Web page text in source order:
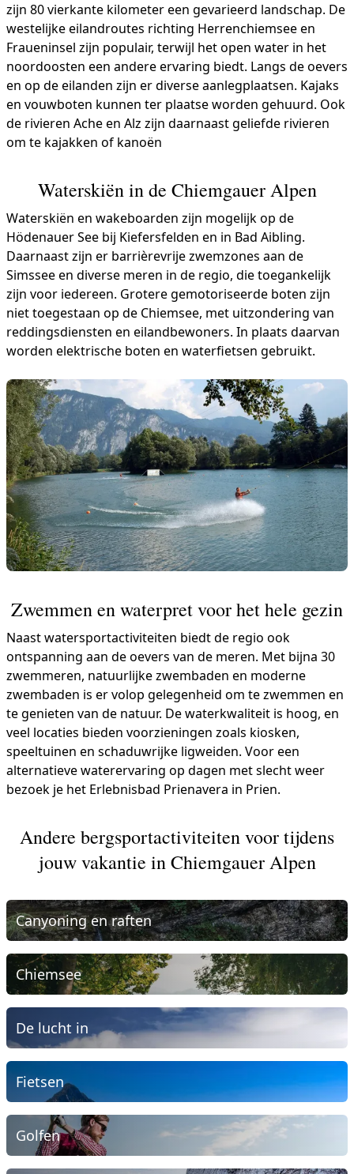
zijn 80 vierkante kilometer een gevarieerd landschap. De
westelijke eilandroutes richting Herrenchiemsee en
Fraueninsel zijn populair, terwijl het open water in het
noordoosten een andere ervaring biedt. Langs de oevers
en op de eilanden zijn er diverse aanlegplaatsen. Kajaks
en vouwboten kunnen ter plaatse worden gehuurd. Ook
de rivieren Ache en Alz zijn daarnaast geliefde rivieren
om te kajakken of kanoën
Waterskiën in de Chiemgauer Alpen
Waterskiën en wakeboarden zijn mogelijk op de
Hödenauer See bij Kiefersfelden en in Bad Aibling.
Daarnaast zijn er barrièrevrije zwemzones aan de
Simssee en diverse meren in de regio, die toegankelijk
zijn voor iedereen. Grotere gemotoriseerde boten zijn
niet toegestaan op de Chiemsee, met uitzondering van
reddingsdiensten en eilandbewoners. In plaats daarvan
worden elektrische boten en waterfietsen gebruikt.
Zwemmen en waterpret voor het hele gezin
Naast watersportactiviteiten biedt de regio ook
ontspanning aan de oevers van de meren. Met bijna 30
zwemmeren, natuurlijke zwembaden en moderne
zwembaden is er volop gelegenheid om te zwemmen en
te genieten van de natuur. De waterkwaliteit is hoog, en
veel locaties bieden voorzieningen zoals kiosken,
speeltuinen en schaduwrijke ligweiden. Voor een
alternatieve waterervaring op dagen met slecht weer
bezoek je het Erlebnisbad Prienavera in Prien.
Andere bergsportactiviteiten voor tijdens
jouw vakantie in Chiemgauer Alpen
Canyoning en raften
Chiemsee
De lucht in
Fietsen
Golfen